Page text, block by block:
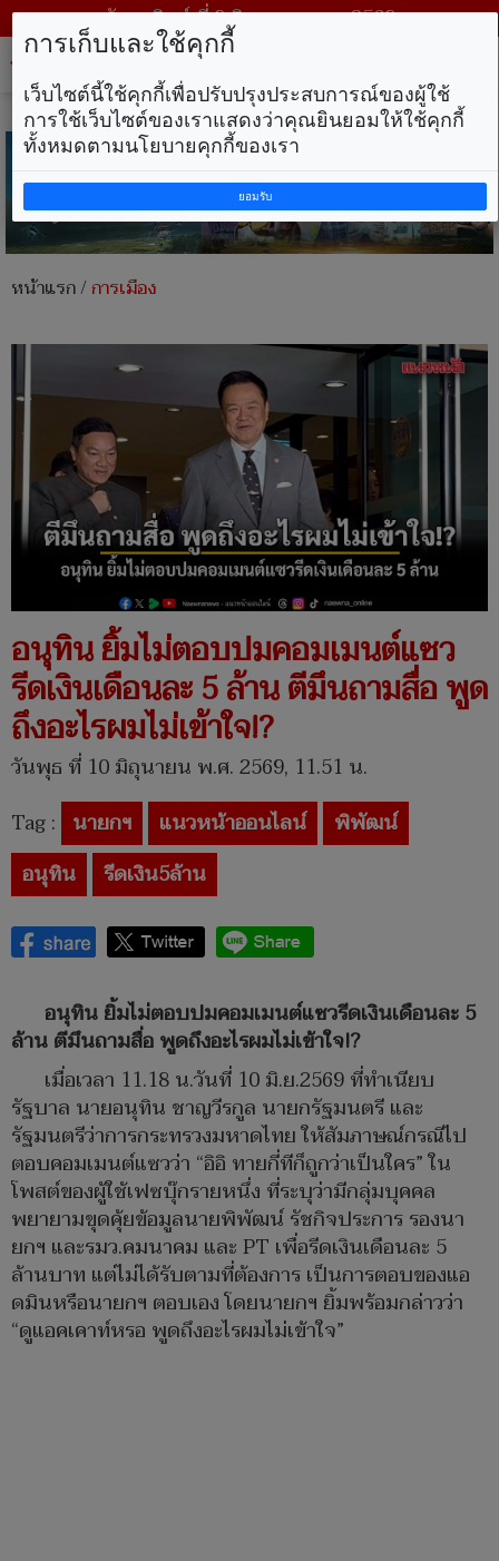
วันอาทิตย์ ที่ 9 สิงหาคม พ.ศ. 2569
หน้าแรก/การเมือง
อนุทิน ยิ้มไม่ตอบปมคอมเมนต์แซว
รีดเงินเดือนละ 5 ล้าน ตีมึนถามสื่อ พูด
ถึงอะไรผมไม่เข้าใจ!?
วันพุธ ที่ 10 มิถุนายน พ.ศ. 2569, 11.51 น.
Tag : นายกฯ แนวหน้าออนไลน์
พิพัฒน์
อนุทิน
รีดเงิน5ล้าน
อนุทิน ยิ้มไม่ตอบปมคอมเมนต์แซวรีดเงินเดือนละ 5
ล้าน ตีมึนถามสื่อ พูดถึงอะไรผมไม่เข้าใจ!?
เมื่อเวลา 11.18 น.วันที่ 10 มิ.ย.2569 ที่ทำเนียบ
รัฐบาล นายอนุทิน ชาญวีรกูล นายกรัฐมนตรี และ
รัฐมนตรีว่าการกระทรวงมหาดไทย ให้สัมภาษณ์กรณีไป
ตอบคอมเมนต์แซวว่า “อิอิ ทายกี่ทีก็ถูกว่าเป็นใคร” ใน
โพสต์ของผู้ใช้เฟซบุ๊กรายหนึ่ง ที่ระบุว่ามีกลุ่มบุคคล
พยายามขุดคุ้ยข้อมูลนายพิพัฒน์ รัชกิจประการ รองนา
ยกฯ และรมว.คมนาคม และ PT เพื่อรีดเงินเดือนละ 5
ล้านบาท แต่ไม่ได้รับตามที่ต้องการ เป็นการตอบของแอ
ดมินหรือนายกฯ ตอบเอง โดยนายกฯ ยิ้มพร้อมกล่าวว่า
“ดูแอคเคาท์หรอ พูดถึงอะไรผมไม่เข้าใจ”
การเก็บและใช้คุกกี้
เว็บไซต์นี้ใช้คุกกี้เพื่อปรับปรุงประสบการณ์ของผู้ใช้
การใช้เว็บไซต์ของเราแสดงว่าคุณยินยอมให้ใช้คุกกี้
ทั้งหมดตามนโยบายคุกกี้ของเรา
ยอมรับ